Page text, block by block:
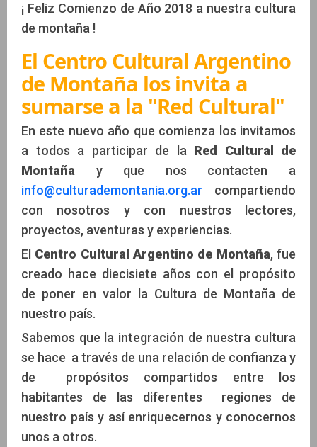
¡ Feliz Comienzo de Año 2018 a nuestra cultura
de montaña !
El Centro Cultural Argentino
de Montaña los invita a
sumarse a la "Red Cultural"
En este nuevo año que comienza los invitamos
a todos a participar de la Red Cultural de
Montaña y que nos contacten a
info@culturademontania.org.ar compartiendo
con nosotros y con nuestros lectores,
proyectos, aventuras y experiencias.
El Centro Cultural Argentino de Montaña, fue
creado hace diecisiete años con el propósito
de poner en valor la Cultura de Montaña de
nuestro país.
Sabemos que la integración de nuestra cultura
se hace a través de una relación de confianza y
de propósitos compartidos entre los
habitantes de las diferentes regiones de
nuestro país y así enriquecernos y conocernos
unos a otros.